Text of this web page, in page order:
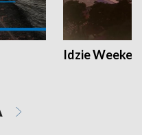
Idzie